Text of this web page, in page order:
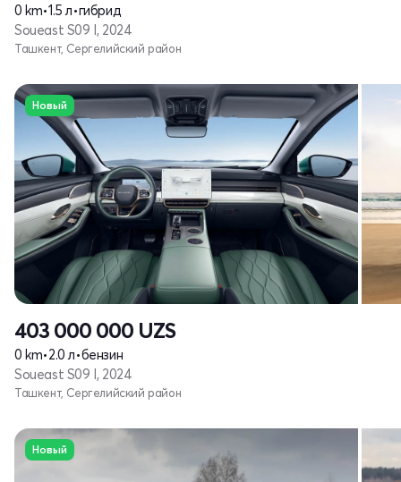
0 km•1.5 л•гибрид
Soueast S09 I, 2024
Ташкент, Сергелийский район
Новый
403 000 000 UZS
0 km•2.0 л•бензин
Soueast S09 I, 2024
Ташкент, Сергелийский район
Новый